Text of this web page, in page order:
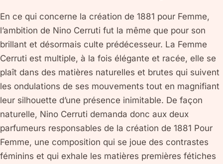
En ce qui concerne la création de 1881 pour Femme,
l’ambition de Nino Cerruti fut la même que pour son
brillant et désormais culte prédécesseur. La Femme
Cerruti est multiple, à la fois élégante et racée, elle se
plaît dans des matières naturelles et brutes qui suivent
les ondulations de ses mouvements tout en magnifiant
leur silhouette d’une présence inimitable. De façon
naturelle, Nino Cerruti demanda donc aux deux
parfumeurs responsables de la création de 1881 Pour
Femme, une composition qui se joue des contrastes
féminins et qui exhale les matières premières fétiches